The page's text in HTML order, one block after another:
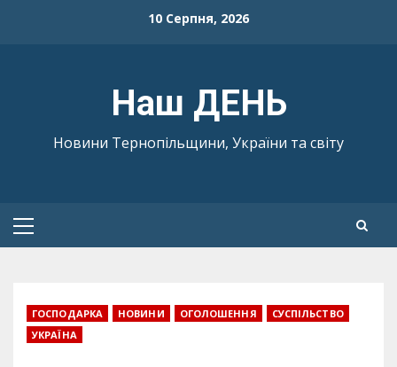
10 Серпня, 2026
Наш ДЕНЬ
Новини Тернопільщини, України та світу
Primary
ГОСПОДАРКА НОВИНИ ОГОЛОШЕННЯ
СУСПІЛЬСТВО
УКРАЇНА